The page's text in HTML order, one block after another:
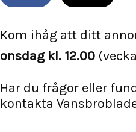
Kom ihåg att ditt
onsdag kl. 12.00
Har du frågor eller
kontakta